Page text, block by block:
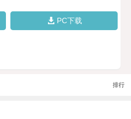
PC下载
排行